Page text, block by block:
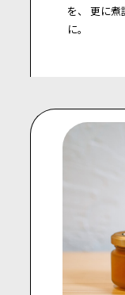
を、
更に煮
に。